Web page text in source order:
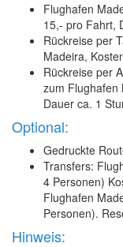
Flughafen
15,- pro Fahrt,
Rückreise per
Madeira,
Rückreise per
zum Flughafen
Dauer ca. 1
Optional:
Gedruckte
Transfers:
4 Personen)
Flughafen
Personen).
Hinweis: